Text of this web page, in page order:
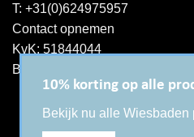
T: +31(0)624975957
Contact opnemen
KvK: 51844044
BTW-ID : NL001344060B15
10% korting op alle
Bekijk nu alle Wiesbaden